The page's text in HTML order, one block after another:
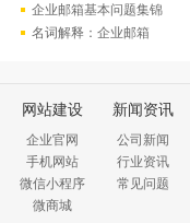
企业邮箱基本问题集锦
名词解释：企业邮箱
网站建设
企业官网
手机网站
微信小程序
微商城
新闻资讯
公司新闻
行业资讯
常见问题